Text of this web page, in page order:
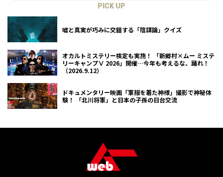
PICK UP
嘘と真実が巧みに交錯する「陰謀論」クイズ
オカルトミステリー検定も実施！ 「新郷村×ムー ミステ
リーキャンプⅤ 2026」開催…今年も考えるな、踊れ！
（2026.9.12）
ドキュメンタリー映画「軍服を着た神様」撮影で神秘体
験！ 「北川将軍」と日本の子孫の日台交流